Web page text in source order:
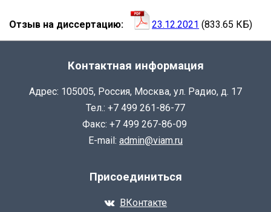
Отзыв на диссертацию 23.12.2021 (833.65 КБ)
Контактная информация
Адрес: 105005, Россия, Москва, ул. Радио, д. 17
Тел.: +7 499 261-86-77
Факс: +7 499 267-86-09
E-mail: admin@viam.ru
Присоединиться
ВКонтакте